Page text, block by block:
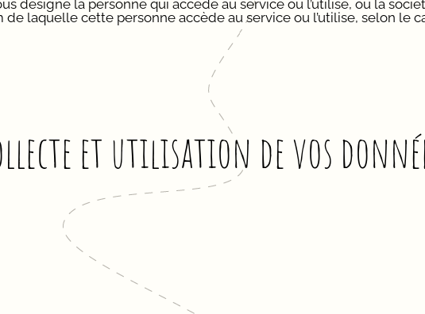
désigne la personne qui accède au service ou l’utilise, ou la
de laquelle cette personne accède au service ou l’utilise, selon le
et utilisation de vos